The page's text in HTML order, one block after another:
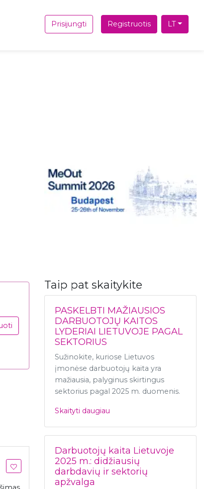
Prisijungti Registruotis LT
Taip pat skaitykite
PASKELBTI MAŽIAUSIOS
DARBUOTOJŲ KAITOS
LYDERIAI LIETUVOJE PAGAL
SEKTORIUS
Sužinokite, kuriose Lietuvos
įmonėse darbuotojų kaita yra
mažiausia, palyginus skirtingus
sektorius pagal 2025 m. duomenis.
Skaityti daugiau
Darbuotojų kaita Lietuvoje
2025 m.: didžiausių
darbdavių ir sektorių
apžvalga